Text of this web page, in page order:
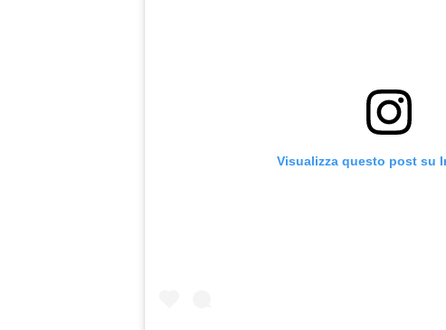
Visualizza questo post su